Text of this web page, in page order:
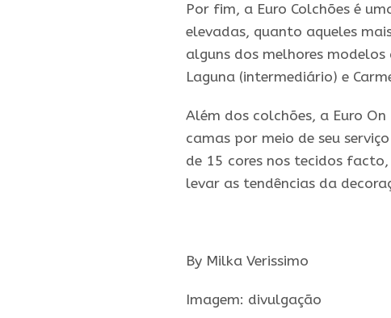
Por fim, a Euro Colchões é
elevadas, quanto aqueles
alguns dos melhores
Laguna (intermediário) e
Além dos colchões, a Euro
camas por meio de seu
de 15 cores nos tecidos
levar as tendências da
By Milka Verissimo
Imagem: divulgação